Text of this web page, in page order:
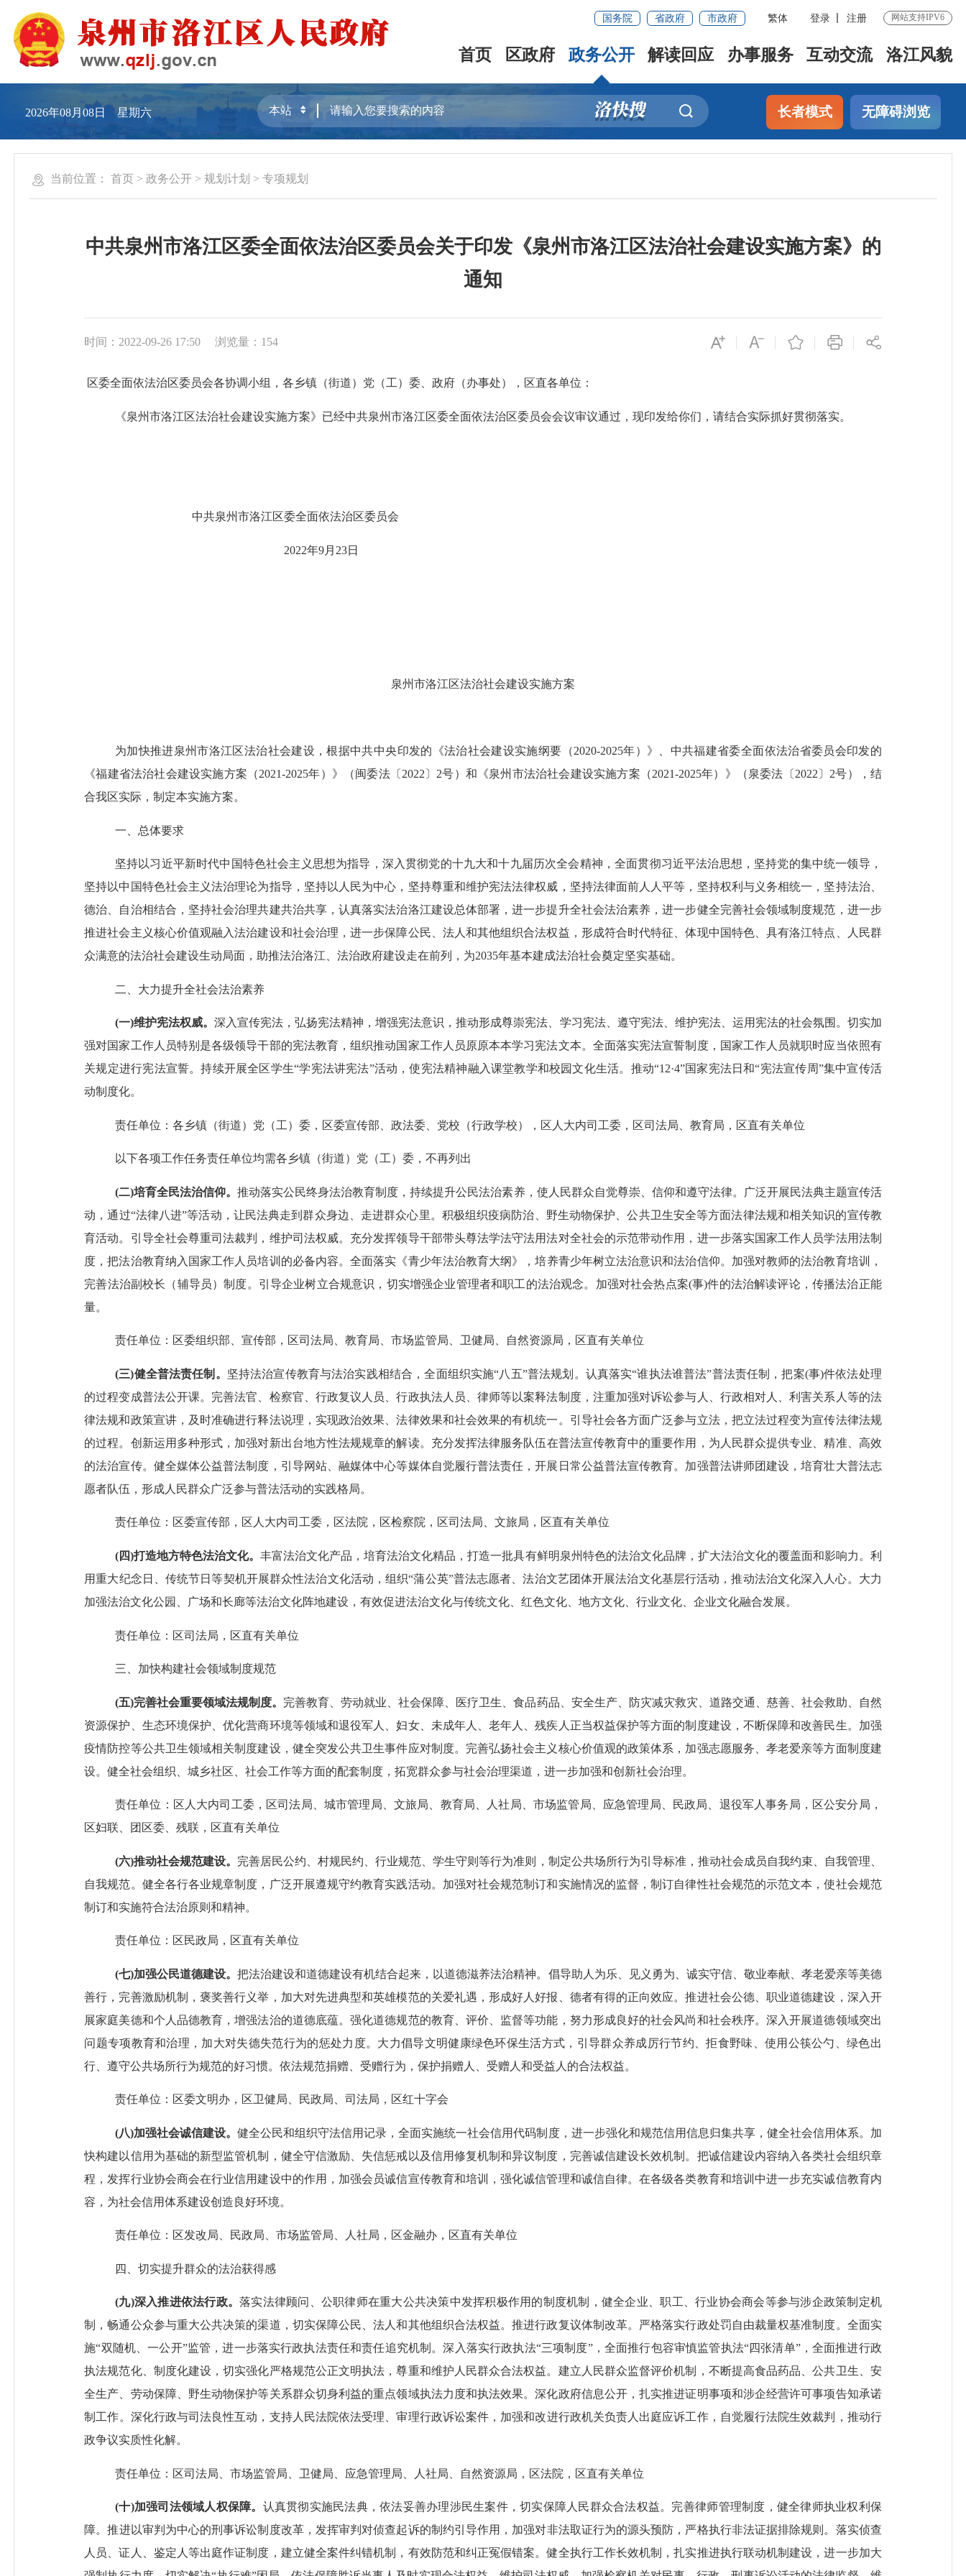
国务院 省政府 市政府 繁体 登录 注册 网站支持IPV6
首页 区政府 政务公开 解读回应 办事服务 互动交流 洛江风貌
2026年08月08日 星期六 长者模式 无障碍浏览
当前位置： 首页 >政务公开 >规划计划 >专项规划
中共泉州市洛江区委全面依法治区委员会关于印发《泉州市洛江区法治社会建设实施方案》的
通知
时间：2022-09-26 17:50 浏览量： 154
区委全面依法治区委员会各协调小组，各乡镇（街道）党（工）委 、政府（办事处） ，区直各单位：
《泉州市洛江区法治社会建设实施方案》已经中共泉州市洛江区委全面依法治区委员会会议审议通过，现印发给你们，请结合实际抓好贯彻落实。
中共泉州市洛江区委全面依法治区委员会
2022年9月23日
泉州市洛江区法治社会建设实施方案
为加快推进泉州市洛江区法治社会建设，根据中共中央印发的《法治社会建设实施纲要（2020-2025年）》、 中共福建省委全面依法治省委员会印发的
《福建省法治社会建设实施方案（2021-2025年） 》 （闽委法〔 2022 〕 2号） 和 《泉州市法治社会建设实施方案（2021-2025年） 》 （泉委法〔 2022 〕 2号）
，结
合我区实际，制定本实施方案。
一、总体要求
坚持以习近平新时代中国特色社会主义思想为指导 ， 深入贯彻党的十九大和十九届历次全会精神，全面贯彻习近平法治思想，坚持党的集中统一领导，
坚持以中国特色社会主义法治理论为指导， 坚持以人民为中心，坚持尊重和维护宪法法律权威，坚持法律面前人人平等，坚持权利与义务相统一，坚持法治、
德治、自治相结合，坚持社会治理共建共治共享，认真落实法治洛江建设总体部署，进一步提升全社会法治素养，进一步健全完善社会领域制度规范，进一步
推进社会主义核心价值观融入法治建设和社会治理，进一步保障公民、法人和其他组织合法权益，形成符合时代特征、体现中国特色、具有洛江特点、人民群
众满意的法治社会建设生动局面，助推法治洛江 、法治政府建设走在前列，为2035年基本建成法治社会奠定坚实基础。
二、 大力提升全社会法治素养
(一)维护宪法权威。深入宣传宪法，弘扬宪法精神，增强宪法意识，推动形成尊崇宪法、学习宪法、遵守宪法、维护宪法、运用宪法的社会氛围。切实加
强对国家工作人员特别是各级领导干部的宪法教育，组织推动国家工作人员原原本本学习宪法文本。全面落实宪法宣誓制度，国家工作人员就职时应当依照有
关规定进行宪法宣誓。持续开展全区学生“学宪法讲宪法”活动，使宪法精神融入课堂教学和校园文化生活。推动“12·4”国家宪法日和“宪法宣传周”集中宣传活
动制度化。
责任单位：各乡镇（街道）党（工）委，区委宣传部、政法委、党校（行政学校），区人大内司工委，区司法局、教育局，区直有关单位
以下各项工作任务责任单位均需各乡镇（街道）党（工）委，不再列出
(二)培育全民法治信仰。推动落实公民终身法治教育制度 ，持续提升公民法治素养，使人民群众自觉尊崇、信仰和遵守法律。广泛开展民法典主题宣传活
动，通过“法律八进”等活动，让民法典走到群众身边、走进群众心里。积极组织疫病防治、野生动物保护、公共卫生安全等方面法律法规和相关知识的宣传教
育活动。引导全社会尊重司法裁判，维护司法权威。充分发挥领导干部带头尊法学法守法用法对全社会的示范带动作用，进一步落实国家工作人员学法用法制
度，把法治教育纳入国家工作人员培训的必备内容。全面落实《青少年法治教育大纲》，培养青少年树立法治意识和法治信仰。加强对教师的法治教育培训，
完善法治副校长 （辅导员）制度。 引导企业树立合规意识，切实增强企业管理者和职工的法治观念。加强对社会热点案(事)件的法治解读评论，传播法治正能
量。
责任单位：区委组织部、宣传部，区司法局、教育局、市场监管局、卫健局、自然资源局，区直有关单位
(三)健全普法责任制。 坚持法治宣传教育与法治实践相结合 ，全面组织实施“八五”普法规划 。认真落实“谁执法谁普法”普法责任制，把案(事)件依法处理
的过程变成普法公开课。完善法官、检察官、行政复议人员、行政执法人员、律师等以案释法制度，注重加强对诉讼参与人、行政相对人、利害关系人等的法
律法规和政策宣讲，及时准确进行释法说理，实现政治效果、法律效果和社会效果的有机统一。引导社会各方面广泛参与立法，把立法过程变为宣传法律法规
的过程。创新运用多种形式，加强对新出台地方性法规规章的解读。充分发挥法律服务队伍在普法宣传教育中的重要作用，为人民群众提供专业、精准、高效
的法治宣传。健全媒体公益普法制度，引导网站、融媒体中心等媒体自觉履行普法责任，开展日常公益普法宣传教育。加强普法讲师团建设，培育壮大普法志
愿者队伍，形成人民群众广泛参与普法活动的实践格局。
责任单位：区委宣传部，区人大内司工委，区法院，区检察院，区司法局、文旅局，区直有关单位
(四)打造地方特色法治文化。丰富法治文化产品，培育法治文化精品，打造一批具有鲜明泉州特色的法治文化品牌，扩大法治文化的覆盖面和影响力。利
用重大纪念日、传统节日等契机开展群众性法治文化活动，组织“蒲公英”普法志愿者、法治文艺团体开展法治文化基层行活动，推动法治文化深入人心。大力
加强法治文化公园、广场和长廊等法治文化阵地建设，有效促进法治文化与传统文化、红色文化、地方文化、行业文化、企业文化融合发展。
责任单位：区司法局，区直有关单位
三、 加快构建社会领域制度规范
(五)完善社会重要领域法规制度。 完善教育、劳动就业、社会保障、医疗卫生、食品药品、安全生产、防灾减灾救灾、道路交通、慈善、社会救助、自然
资源保护、 生态环境保护、优化营商环境等领域和退役军人、妇女、未成年人、老年人、残疾人正当权益保护等方面的制度建设，不断保障和改善民生。加强
疫情防控等公共卫生领域相关制度建设，健全突发公共卫生事件应对制度。完善弘扬社会主义核心价值观的政策体系，加强志愿服务、孝老爱亲等方面制度建
设。健全社会组织、城乡社区、社会工作等方面的配套制度，拓宽群众参与社会治理渠道，进一步加强和创新社会治理。
责任单位：区人大内司工委，区司法局、城市管理局、文旅局、教育局、
人社局、市场监管局、应急管理局、民政局、退役军人事务局，区公安分局，
区妇联、团区委、残联，区直有关单位
(六)推动社会规范建设。 完善居民公约、村规民约、行业规范、学生守则等行为准则，制定公共场所行为引导标准， 推动社会成员自我约束、自我管理、
自我规范。 健全各行各业规章制度，广泛开展遵规守约教育实践活动。 加强对社会规范制订和实施情况的监督，制订自律性社会规范的示范文本，使社会规范
制订和实施符合法治原则和精神。
责任单位：区民政局， 区直有关单位
(七)加强公民道德建设。把法治建设和道德建设有机结合起来，以道德滋养法治精神。倡导助人为乐、见义勇为、诚实守信、敬业奉献、孝老爱亲等美德
善行，完善激励机制，褒奖善行义举 ，加大对先进典型和英雄模范的关爱礼遇，形成好人好报、德者有得的正向效应。推进社会公德、职业道德建设，深入开
展家庭美德和个人品德教育，增强法治的道德底蕴。强化道德规范的教育、评价、监督等功能，努力形成良好的社会风尚和社会秩序。深入开展道德领域突出
问题专项教育和治理，加大对失德失范行为的惩处力度。大力倡导文明健康绿色环保生活方式， 引导群众养成厉行节约、拒食野味、使用公筷公勺、绿色出
行、遵守公共场所行为规范的好习惯。依法规范捐赠、受赠行为 ，保护捐赠人、受赠人和受益人的合法权益。
责任单位：区委文明办，区卫健局、民政局、司法局，区红十字会
(八)加强社会诚信建设。健全公民和组织守法信用记录，全面实施统一社会信用代码制度，进一步强化和规范信用信息归集共享，健全社会信用体系。加
快构建以信用为基础的新型监管机制，健全守信激励、失信惩戒以及信用修复机制和异议制度，完善诚信建设长效机制。 把诚信建设内容纳入各类社会组织章
程，发挥行业协会商会在行业信用建设中的作用，加强会员诚信宣传教育和培训，强化诚信管理和诚信自律。在各级各类教育和培训中进一步充实诚信教育内
容，为社会信用体系建设创造良好环境。
责任单位：区发改局、民政局、市场监管局、人社局，区金融办，区直有关单位
四、 切实提升群众的法治获得感
(九)深入推进依法行政。落实法律顾问、公职律师在重大公共决策中发挥积极作用的制度机制，健全企业、职工、行业协会商会等参与涉企政策制定机
制，畅通公众参与重大公共决策的渠道，切实保障公民、法人和其他组织合法权益。推进行政复议体制改革。严格落实行政处罚自由裁量权基准制度。全面实
施“双随机、一公开”监管，进一步落实行政执法责任和责任追究机制。深入落实行政执法“三项制度”， 全面推行包容审慎监管执法“四张清单”， 全面推进行政
执法规范化、制度化建设，切实强化严格规范公正文明执法，尊重和维护人民群众合法权益。建立人民群众监督评价机制，不断提高食品药品、公共卫生、安
全生产、劳动保障、野生动物保护等关系群众切身利益的重点领域执法力度和执法效果。深化政府信息公开，扎实推进证明事项和涉企经营许可事项告知承诺
制工作。 深化行政与司法良性互动，支持人民法院依法受理、审理行政诉讼案件，加强和改进行政机关负责人出庭应诉工作，自觉履行法院生效裁判，推动行
政争议实质性化解。
责任单位：区司法局、市场监管局、卫健局、应急管理局、人社局、自然资源局，区法院，区直有关单位
(十)加强司法领域人权保障。 认真贯彻实施民法典，依法妥善办理涉民生案件，切实保障人民群众合法权益。完善律师管理制度，健全律师执业权利保
障。推进以审判为中心的刑事诉讼制度改革，发挥审判对侦查起诉的制约引导作用， 加强对非法取证行为的源头预防，严格执行非法证据排除规则 。 落实侦查
人员、证人、鉴定人等出庭作证制度，建立健全案件纠错机制，有效防范和纠正冤假错案。健全执行工作长效机制，扎实推进执行联动机制建设，进一步加大